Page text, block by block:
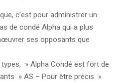
c’est pour administrer un
de condé Alpha qui a plus
ses opposants que
» Alpha Condé est fort de
» AS – Pour être précis »